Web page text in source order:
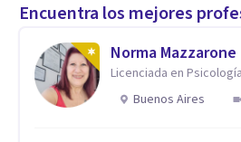
Encuentra los mejores
Norma Mazzarone
Licenciada en Psicología
Buenos Aires